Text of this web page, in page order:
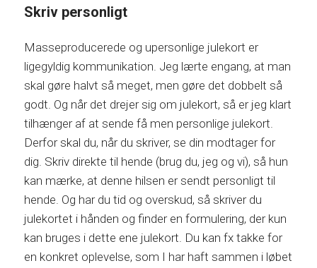
Skriv personligt
Masseproducerede og upersonlige julekort er
ligegyldig kommunikation. Jeg lærte engang, at man
skal gøre halvt så meget, men gøre det dobbelt så
godt. Og når det drejer sig om julekort, så er jeg klart
tilhænger af at sende få men personlige julekort.
Derfor skal du, når du skriver, se din modtager for
dig. Skriv direkte til hende (brug du, jeg og vi), så hun
kan mærke, at denne hilsen er sendt personligt til
hende. Og har du tid og overskud, så skriver du
julekortet i hånden og finder en formulering, der kun
kan bruges i dette ene julekort. Du kan fx takke for
en konkret oplevelse, som I har haft sammen i løbet